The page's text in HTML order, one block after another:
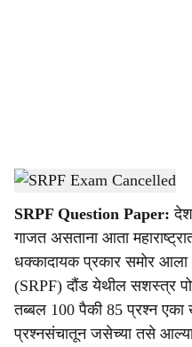
a
r
e
SRPF Exam Cancelled -Sarkarnama
SRPF Question Paper:
गाजत असताना आता
धक्कादायक प्रकार समोर आला
(SRPF) दौंड येथील सशस्त्र
तब्बल 100 पैकी 85 प्रश्न एका
प्रश्नसंचातून जसेच्या तसे